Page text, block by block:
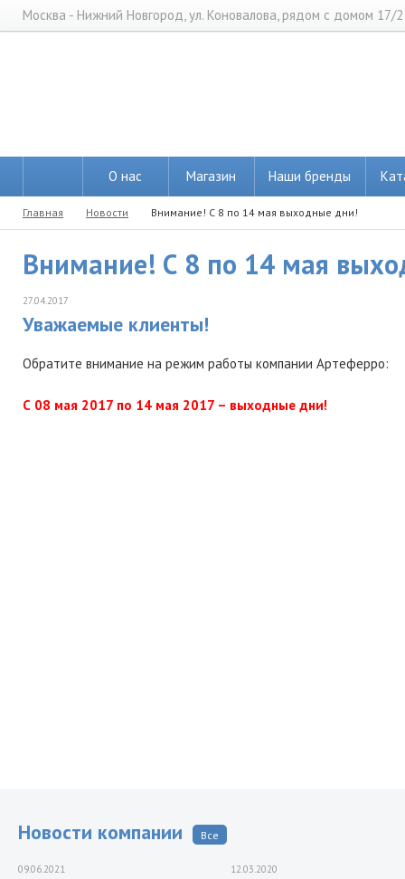
Москва - Нижний Новгород, ул. Коновалова, рядом с домом 17/2
О нас Магазин Наши бренды
Главная Новости Внимание! С 8 по 14 мая выходные дни!
Внимание! С 8 по 14 мая
27.04.2017
Уважаемые клиенты!
Обратите внимание на режим работы компании Артеферро:
С 08 мая 2017 по 14 мая 2017 – выходные дни!
Новости компании Все
09.06.2021 12.03.2020